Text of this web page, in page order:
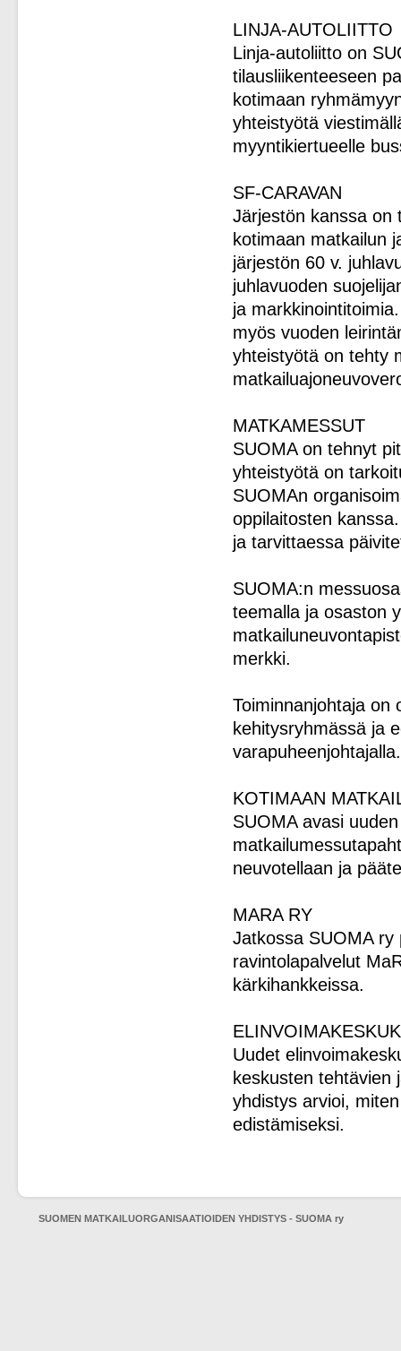
LINJA-AUTOLIITTO
Linja-autoliitto on
tilausliikenteeseen
kotimaan
yhteistyötä
myyntikiertueelle
SF-CARAVAN
Järjestön kanssa on
kotimaan matkailun
järjestön 60 v.
juhlavuoden
ja
myös vuoden
yhteistyötä on tehty
MATKAMESSUT
SUOMA on tehnyt
yhteistyötä on
SUOMAn
oppilaitosten
ja tarvittaessa
SUOMA:n
teemalla ja osaston
merkki.
Toiminnanjohtaja on
kehitysryhmässä ja
KOTIMAAN
SUOMA avasi
neuvotellaan ja
MARA RY
Jatkossa SUOMA
ravintolapalvelut
kärkihankkeissa.
Uudet
keskusten tehtävien
yhdistys arvioi,
edistämiseksi.
SUOMEN MATKAILUORGANISAATIOIDEN YHDISTYS - SUOMA ry